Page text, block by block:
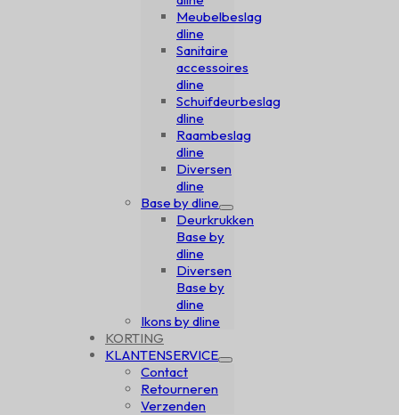
Meubelbeslag
dline
Sanitaire
accessoires
dline
Schuifdeurbeslag
dline
Raambeslag
dline
Diversen
dline
Base by dline
Deurkrukken
Base by
dline
Diversen
Base by
dline
Ikons by dline
KORTING
KLANTENSERVICE
Contact
Retourneren
Verzenden